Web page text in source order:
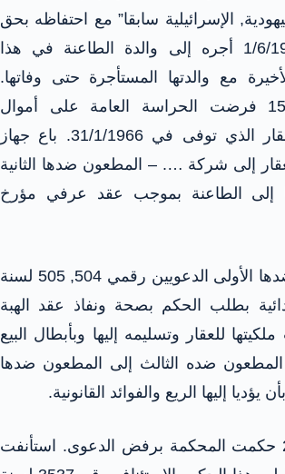
الإسرائيلية سابقا” مع احتفاظه بحق
الانتفاع, وفي 1/6/1957 أجره إلى والدة الطاعنة في هذا
مع والدتها المستأجرة حتى وفاتها.
وبتاريخ 15/10/1961 فرضت الحراسة العامة على أموال
المالك الأصلي للعقار الذي توفى في 31/1/1966. باع جهاز
إلى شركة …. – المطعون ضدها الثانية
إلى الطاعنة بموجب عقد عرفي مؤرخ
أقامت المطعون ضدها الأولى الدعويين رقمي 504, 505 لسنة
بطلب الحكم بصحة ونفاذ عقد الهبة
ملكيتها للعقار وتسليمه إليها وبأبطال البيع
ضده الثالث إلى المطعون ضدها
يؤديا إليها الريع والفوائد القانونية.
وبتاريخ 29/6/1977 حكمت المحكمة برفض الدعوى. استأنفت